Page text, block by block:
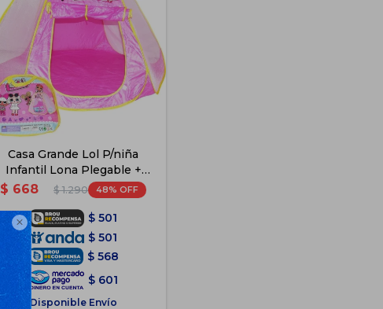

Casa Grande Lol P/niña
Infantil Lona Plegable +
Bolso - Rosa
$ 668 $ 1.290 48
$ 501
$ 501
$ 568
$ 601
Disponible Envío